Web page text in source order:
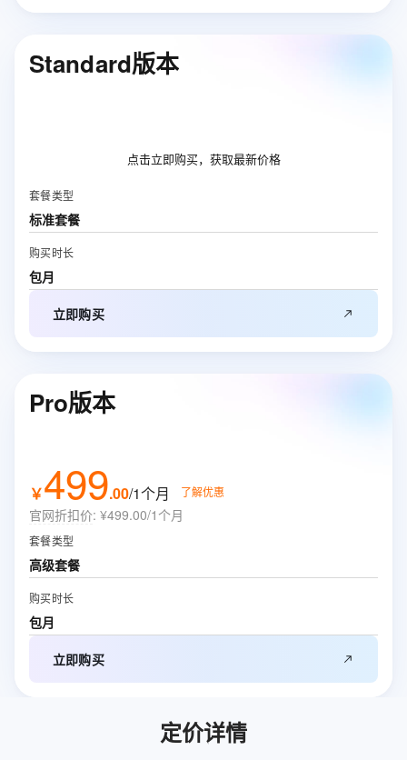
Standard版本
点击立即购买，获取最新价格
套餐类型
标准套餐
购买时长
包月
立即购买
Pro版本
￥499.00/1个月 了解优惠
官网折扣价: ¥499.00/1个月
套餐类型
高级套餐
购买时长
包月
立即购买
定价详情